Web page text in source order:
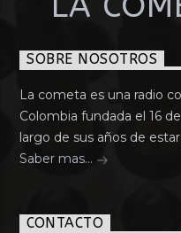
SOBRE NOSOTROS
La cometa es una radio
Colombia fundada el 16
largo de sus años de
Saber mas...
CONTACTO